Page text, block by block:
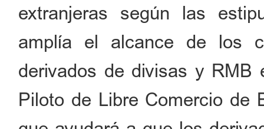
extranjeras según las
amplía el alcance de los
derivados de divisas y RMB
Piloto de Libre Comercio de